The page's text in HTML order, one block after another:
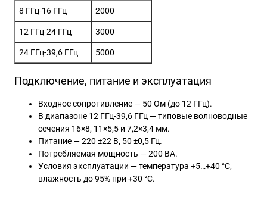
8 ГГц-16 ГГц 2000
12 ГГц-24 ГГц 3000
24 ГГц-39,6 ГГц 5000
Подключение, питание и эксплуатация
Входное сопротивление — 50 Ом (до 12 ГГц).
В диапазоне 12 ГГц-39,6 ГГц — типовые волноводные
сечения 16×8, 11×5,5 и 7,2×3,4 мм.
Питание — 220 ±22 В, 50 ±0,5 Гц.
Потребляемая мощность — 200 ВА.
Условия эксплуатации — температура +5…+40 °C,
влажность до 95% при +30 °C.